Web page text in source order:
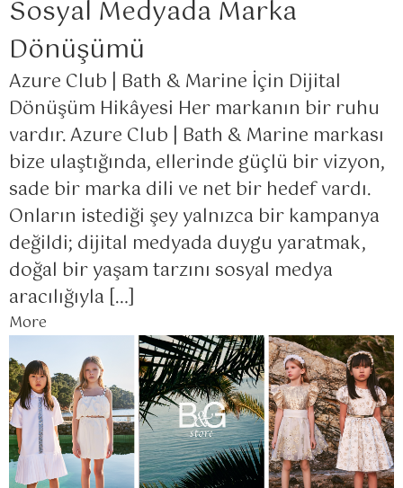
Sosyal Medyada Marka
Dönüşümü
Azure Club | Bath & Marine İçin Dijital
Dönüşüm Hikâyesi Her markanın bir ruhu
vardır. Azure Club | Bath & Marine markası
bize ulaştığında, ellerinde güçlü bir vizyon,
sade bir marka dili ve net bir hedef vardı.
Onların istediği şey yalnızca bir kampanya
değildi; dijital medyada duygu yaratmak,
doğal bir yaşam tarzını sosyal medya
aracılığıyla […]
More